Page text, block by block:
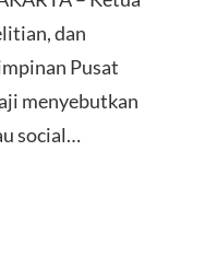
dan
Pusat
menyebutkan
social…